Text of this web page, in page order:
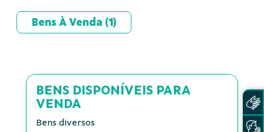
Bens À Venda (1)
BENS DISPONÍVEIS PARA
VENDA
Bens diversos
Se interessou por algum imóvel ou veículo? Faça-nos
uma proposta!